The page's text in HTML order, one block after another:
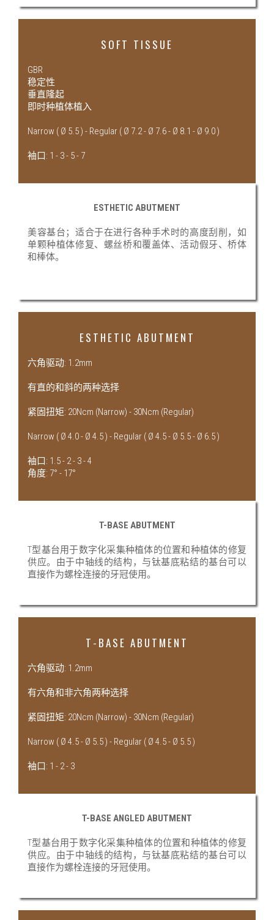
SOFT TISSUE
GBR
稳定性
垂直隆起
即时种植体植入
Narrow ( Ø 5.5 ) - Regular ( Ø 7.2 - Ø 7.6 - Ø 8.1 - Ø 9.0 )
袖口: 1 - 3 - 5 - 7
ESTHETIC ABUTMENT
美容基台；适合于在进行各种手术时的高度刮削，如
单颗种植体修复、螺丝桥和覆盖体、活动假牙、桥体
和棒体。
ESTHETIC ABUTMENT
六角驱动: 1.2mm
有直的和斜的两种选择
紧固扭矩: 20Ncm (Narrow) - 30Ncm (Regular)
Narrow ( Ø 4.0 - Ø 4.5 ) - Regular ( Ø 4.5 - Ø 5.5 - Ø 6.5 )
袖口: 1.5 - 2 - 3 - 4
角度: 7° - 17°
T-BASE ABUTMENT
T型基台用于数字化采集种植体的位置和种植体的修复
供应。由于中轴线的结构，与钛基底粘结的基台可以
直接作为螺栓连接的牙冠使用。
T-BASE ABUTMENT
六角驱动: 1.2mm
有六角和非六角两种选择
紧固扭矩: 20Ncm (Narrow) - 30Ncm (Regular)
Narrow ( Ø 4.5 - Ø 5.5 ) - Regular ( Ø 4.5 - Ø 5.5 )
袖口: 1 - 2 - 3
T-BASE ANGLED ABUTMENT
T型基台用于数字化采集种植体的位置和种植体的修复
供应。由于中轴线的结构，与钛基底粘结的基台可以
直接作为螺栓连接的牙冠使用。